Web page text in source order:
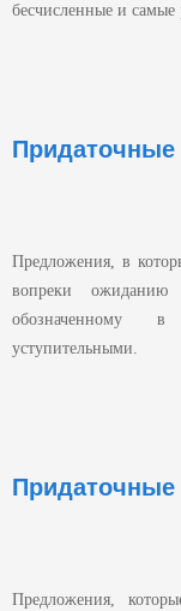
бесчисленные и
Предложения, в
вопреки ожиданию
обозначенному
уступительными.
Предложения,